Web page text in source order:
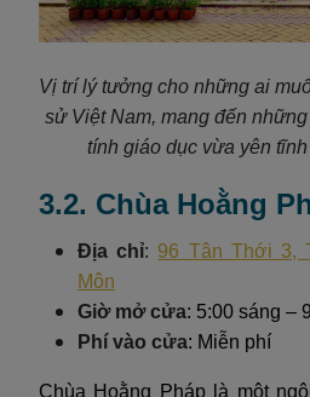
Vị trí lý tưởng cho những ai
sử Việt Nam, mang đến
tính giáo dục vừa yên
3.2. Chùa Hoằng
Địa chỉ: 96 Tân Thới 3,
Môn
Giờ mở cửa: 5:00 sáng –
Phí vào cửa: Miễn phí
Chùa Hoằng Pháp là một